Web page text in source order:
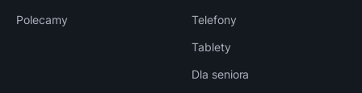
Polecamy
Telefony
Tablety
Dla seniora